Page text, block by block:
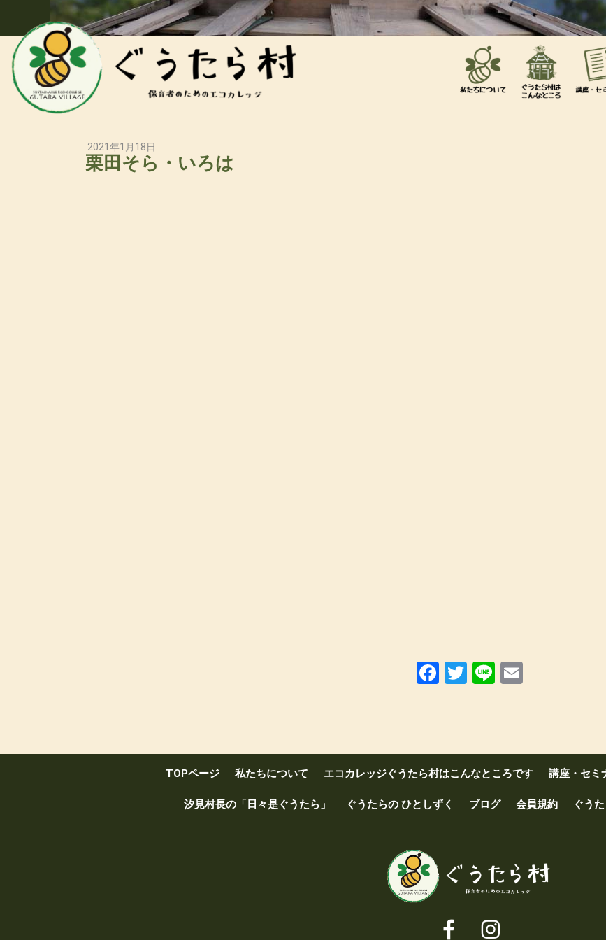
2021年1月18日
栗田そら・いろは
Facebook
Twitter
Line
TOPページ 私たちについて エコカレッジぐうたら村はこんなところです 講座・セミ
汐見村長の「日々是ぐうたら」 ぐうたらの ひとしずく ブログ 会員規約 ぐう